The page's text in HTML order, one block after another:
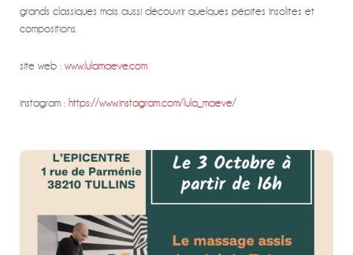
grands classiques mais aussi découvrir quelques pépites insolites et
compositions.
site web : www.lulamaeve.com
instagram : https://www.instagram.com/lula_maeve/